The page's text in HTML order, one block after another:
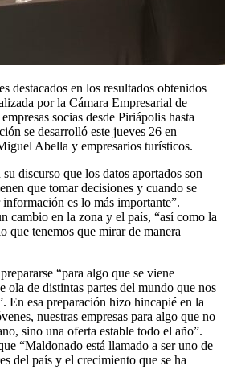
destacados en los resultados obtenidos
por la Cámara Empresarial de
socias desde Piriápolis hasta
se desarrolló este jueves 26 en
Abella y empresarios turísticos.
discurso que los datos aportados son
que tomar decisiones y cuando se
es lo más importante”.
cambio en la zona y el país, “así como la
que tenemos que mirar de manera
“para algo que se viene
ola de distintas partes del mundo que nos
En esa preparación hizo hincapié en la
nuestras empresas para algo que no
sino una oferta estable todo el año”.
“Maldonado está llamado a ser uno de
del país y el crecimiento que se ha